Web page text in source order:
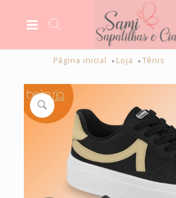
Página inicial Loja Tênis